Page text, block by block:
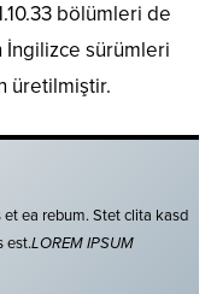
bölümleri de
İngilizce sürümleri
üretilmiştir.
ea rebum. Stet clita kasd
est.LOREM IPSUM